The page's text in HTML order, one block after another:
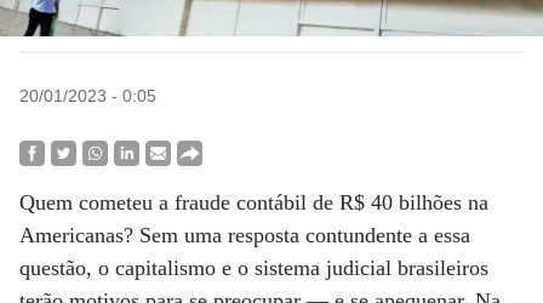
20/01/2023 - 0:05
Quem cometeu a fraude contábil de R$ 40 bilhões na
Americanas? Sem uma resposta contundente a essa
questão, o capitalismo e o sistema judicial brasileiros